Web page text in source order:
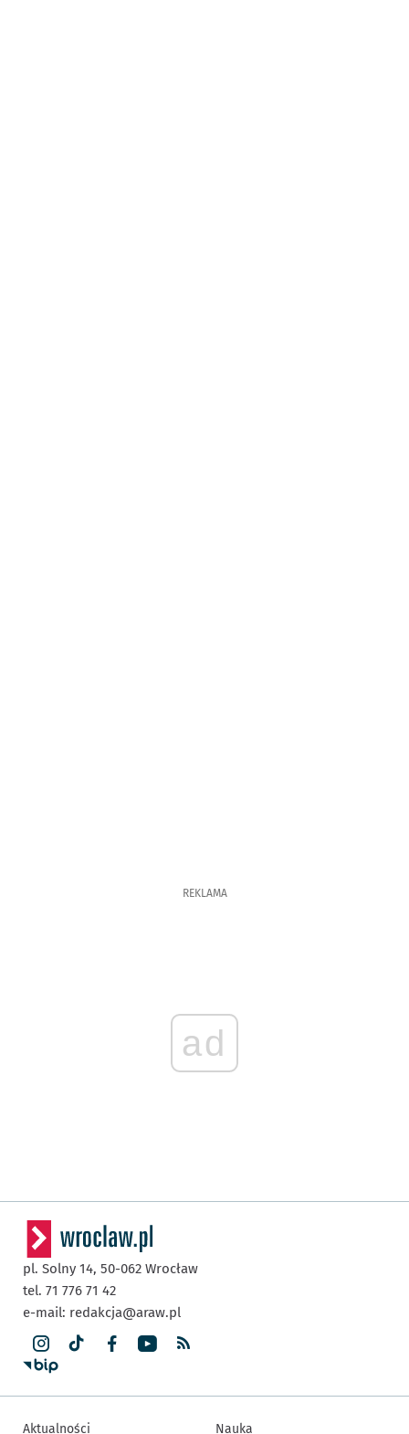
REKLAMA
ad
pl. Solny 14, 50-062 Wrocław
tel. 71 776 71 42
e-mail: redakcja@araw.pl
Aktualności Nauka